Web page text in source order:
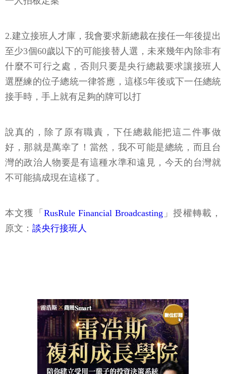
2.建立接班人才庫，我會要求新總裁在接任一年後提出
至少3個60歲以下的可能接替人選，未來幾年內除非有
什麼不可行之處，否則只要是央行總裁要求讓接班人
選歷練的位子總統一律答應，這樣5年後或下一任總統
接手時，手上就有足夠的牌可以打
說真的，除了原有職責，下任總裁能把這二件事做
好，那就是萬幸了！當然，我不可能是總統，而且台
灣的政治人物要是有這種水準和遠見，今天的台灣就
不可能搞成現在這樣了。
本文獲「 RusRule Financial Broadcasting 」授權轉載，
原文： 談央行接班人